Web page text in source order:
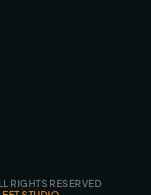
RIGHTS RESERVED